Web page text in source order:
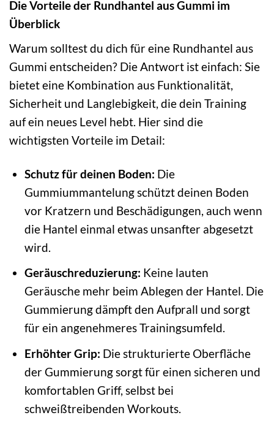
Die Vorteile der Rundhantel aus Gummi im
Überblick
Warum solltest du dich für eine Rundhantel aus
Gummi entscheiden? Die Antwort ist einfach: Sie
bietet eine Kombination aus Funktionalität,
Sicherheit und Langlebigkeit, die dein Training
auf ein neues Level hebt. Hier sind die
wichtigsten Vorteile im Detail:
Schutz für deinen Boden: Die
Gummiummantelung schützt deinen Boden
vor Kratzern und Beschädigungen, auch wenn
die Hantel einmal etwas unsanfter abgesetzt
wird.
Geräuschreduzierung: Keine lauten
Geräusche mehr beim Ablegen der Hantel. Die
Gummierung dämpft den Aufprall und sorgt
für ein angenehmeres Trainingsumfeld.
Erhöhter Grip: Die strukturierte Oberfläche
der Gummierung sorgt für einen sicheren und
komfortablen Griff, selbst bei
schweißtreibenden Workouts.